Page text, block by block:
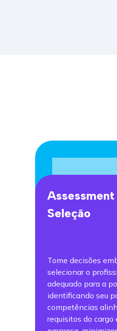
Assessment
Seleção
Tome decisões
selecionar o
adequado para a
identificando seu
competências
requisitos do cargo